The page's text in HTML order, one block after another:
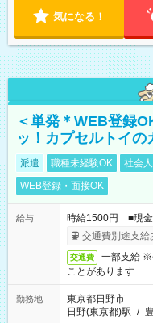
気になる！
＜単発＊WEB登録
ッ！カプセルトイの
派遣 職種未経験OK 社会
WEB登録・面接OK
給与
時給1500円 ■現金
交通費別途支給
交通費
一部支給 ※
ことがあります
勤務地
東京都日野市
日野(東京都)駅 /